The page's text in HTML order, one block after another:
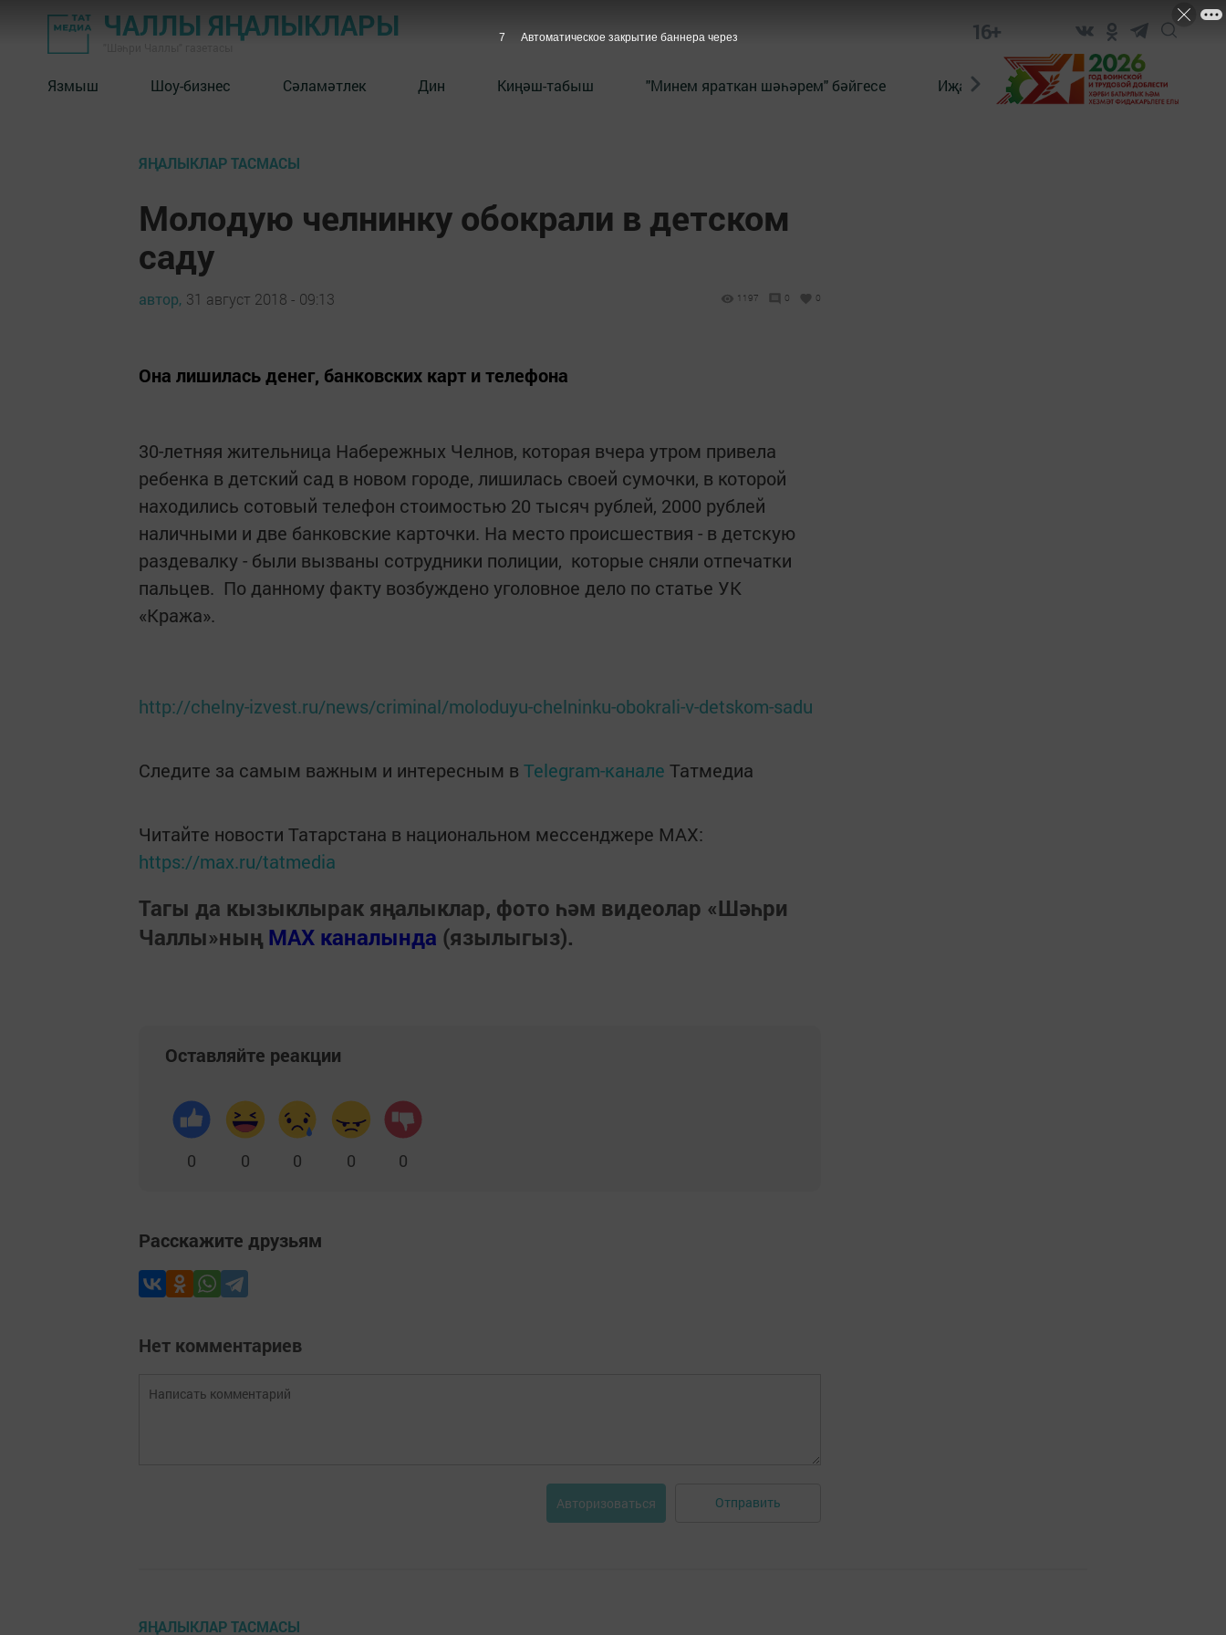
ЧАЛЛЫ ЯҢАЛЫКЛАРЫ 16+
Язмыш Шоу-бизнес Сәламәтлек Дин Киңәш-табыш "Минем яраткан шәһәрем" бәйгесе Иҗат Реклама Онлайн
ЯҢАЛЫКЛАР ТАСМАСЫ
Молодую челнинку обокрали в детском
саду
автор, 31 август 2018 - 09:13 1197 0 0
Она лишилась денег, банковских карт и телефона
30-летняя жительница Набережных Челнов, которая вчера утром привела
ребенка в детский сад в новом городе, лишилась своей сумочки, в которой
находились сотовый телефон стоимостью 20 тысяч рублей, 2000 рублей
наличными и две банковские карточки. На место происшествия - в детскую
раздевалку - были вызваны сотрудники полиции, которые сняли отпечатки
пальцев. По данному факту возбуждено уголовное дело по статье УК
«Кража».
http://chelny-izvest.ru/news/criminal/moloduyu-chelninku-obokrali-v-detskom-sadu
Следите за самым важным и интересным в Telegram-канале Татмедиа
Читайте новости Татарстана в национальном мессенджере MАХ:
https://max.ru/tatmedia
Тагы да кызыклырак яңалыклар, фото һәм видеолар «Шәһри
Чаллы»ның MAX каналында (язылыгыз).
Оставляйте реакции
0 0 0 0 0
Расскажите друзьям
Нет комментариев
Авторизоваться Отправить
ЯҢАЛЫКЛАР ТАСМАСЫ
6 Автоматическое закрытие баннера через